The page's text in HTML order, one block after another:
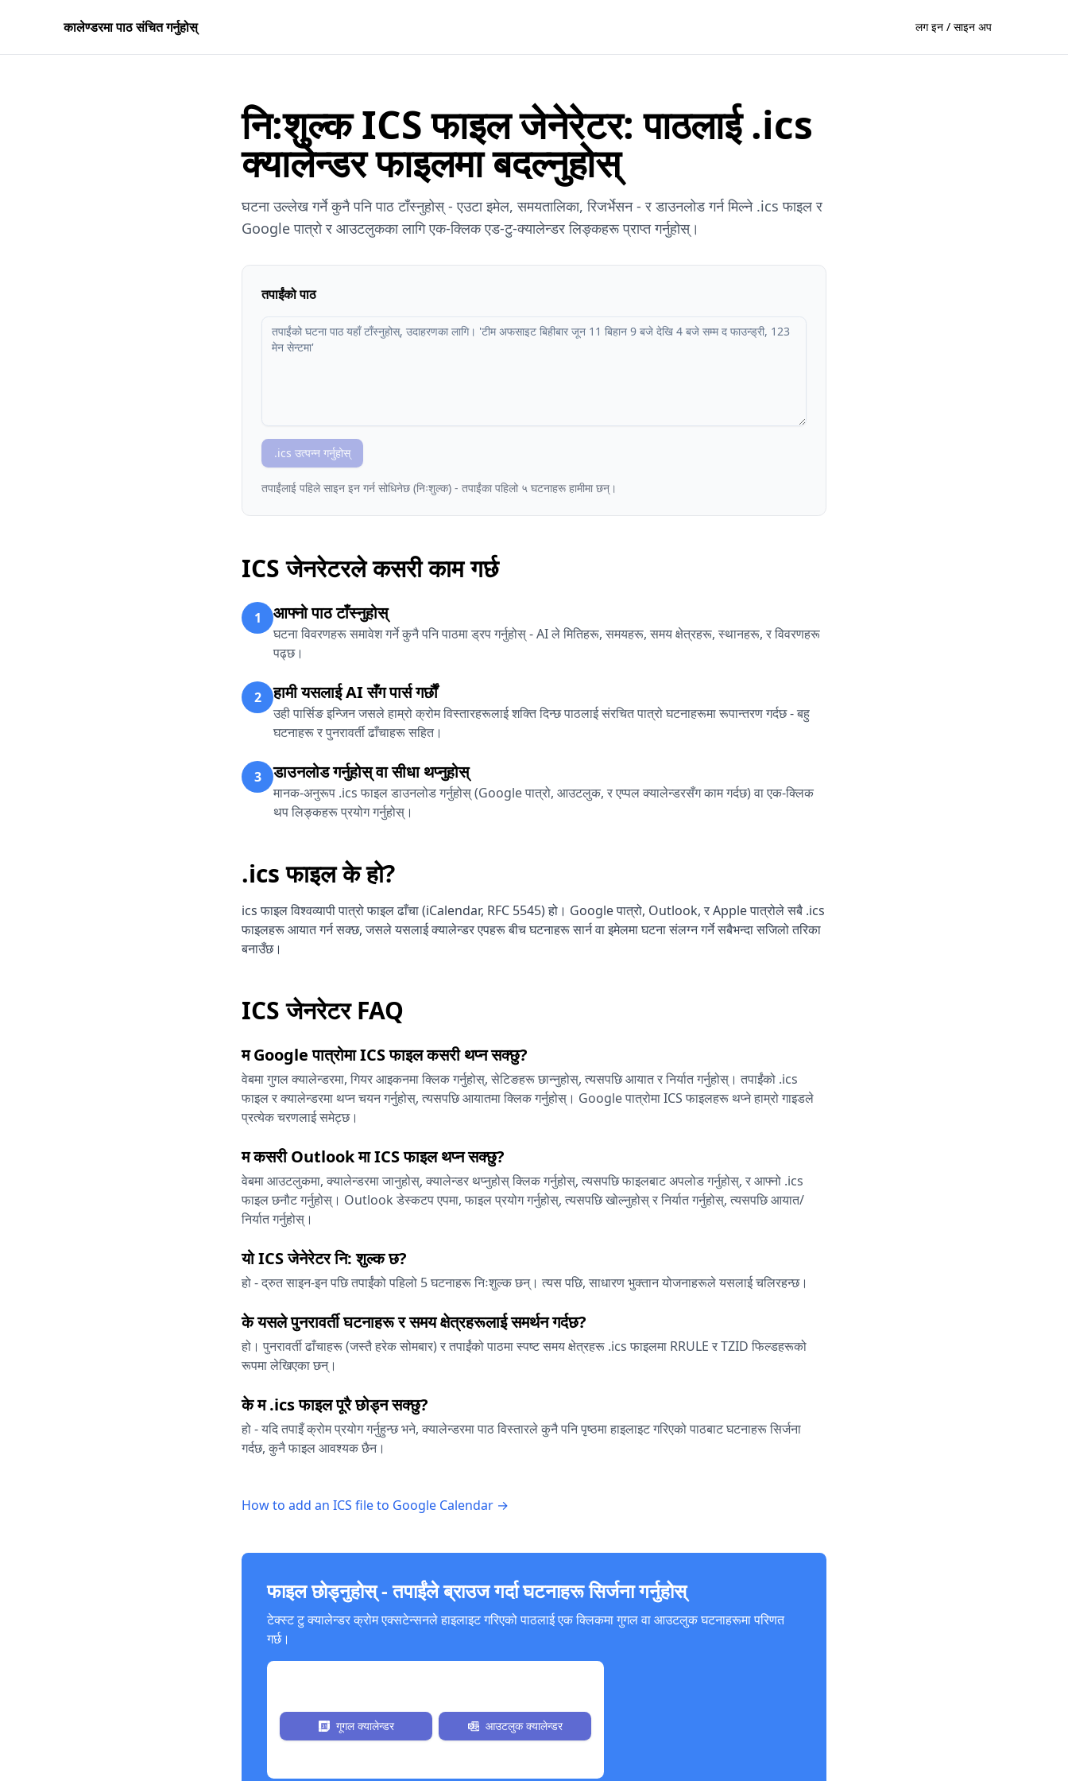
कालेण्डरमा पाठ संचित गर्नुहोस् लग इन / साइन अप
नि:शुल्क ICS फाइल जेनेरेटर: पाठलाई .ics
क्यालेन्डर फाइलमा बदल्नुहोस्
घटना उल्लेख गर्ने कुनै पनि पाठ टाँस्नुहोस् - एउटा इमेल, समयतालिका, रिजर्भेसन - र डाउनलोड गर्न मिल्ने .ics फाइल र
Google पात्रो र आउटलुकका लागि एक-क्लिक एड-टु-क्यालेन्डर लिङ्कहरू प्राप्त गर्नुहोस्।
तपाईंको पाठ
.ics उत्पन्न गर्नुहोस्
तपाईंलाई पहिले साइन इन गर्न सोधिनेछ (निःशुल्क) - तपाईंका पहिलो ५ घटनाहरू हामीमा छन्।
ICS जेनरेटरले कसरी काम गर्छ
1 आफ्नो पाठ टाँस्नुहोस्
घटना विवरणहरू समावेश गर्ने कुनै पनि पाठमा ड्रप गर्नुहोस् - AI ले मितिहरू, समयहरू, समय क्षेत्रहरू, स्थानहरू, र विवरणहरू
पढ्छ।
2 हामी यसलाई AI सँग पार्स गर्छौं
उही पार्सिङ इन्जिन जसले हाम्रो क्रोम विस्तारहरूलाई शक्ति दिन्छ पाठलाई संरचित पात्रो घटनाहरूमा रूपान्तरण गर्दछ - बहु
घटनाहरू र पुनरावर्ती ढाँचाहरू सहित।
3 डाउनलोड गर्नुहोस् वा सीधा थप्नुहोस्
मानक-अनुरूप .ics फाइल डाउनलोड गर्नुहोस् (Google पात्रो, आउटलुक, र एप्पल क्यालेन्डरसँग काम गर्दछ) वा एक-क्लिक
थप लिङ्कहरू प्रयोग गर्नुहोस्।
.ics फाइल के हो?
ics फाइल विश्वव्यापी पात्रो फाइल ढाँचा (iCalendar, RFC 5545) हो। Google पात्रो, Outlook, र Apple पात्रोले सबै .ics
फाइलहरू आयात गर्न सक्छ, जसले यसलाई क्यालेन्डर एपहरू बीच घटनाहरू सार्न वा इमेलमा घटना संलग्न गर्ने सबैभन्दा सजिलो तरिका
बनाउँछ।
ICS जेनरेटर FAQ
म Google पात्रोमा ICS फाइल कसरी थप्न सक्छु?
वेबमा गुगल क्यालेन्डरमा, गियर आइकनमा क्लिक गर्नुहोस्, सेटिङहरू छान्नुहोस्, त्यसपछि आयात र निर्यात गर्नुहोस्। तपाईंको .ics
फाइल र क्यालेन्डरमा थप्न चयन गर्नुहोस्, त्यसपछि आयातमा क्लिक गर्नुहोस्। Google पात्रोमा ICS फाइलहरू थप्ने हाम्रो गाइडले
प्रत्येक चरणलाई समेट्छ।
म कसरी Outlook मा ICS फाइल थप्न सक्छु?
वेबमा आउटलुकमा, क्यालेन्डरमा जानुहोस्, क्यालेन्डर थप्नुहोस् क्लिक गर्नुहोस्, त्यसपछि फाइलबाट अपलोड गर्नुहोस्, र आफ्नो .ics
फाइल छनौट गर्नुहोस्। Outlook डेस्कटप एपमा, फाइल प्रयोग गर्नुहोस्, त्यसपछि खोल्नुहोस् र निर्यात गर्नुहोस्, त्यसपछि आयात/
निर्यात गर्नुहोस्।
यो ICS जेनेरेटर नि: शुल्क छ?
हो - द्रुत साइन-इन पछि तपाईंको पहिलो 5 घटनाहरू निःशुल्क छन्। त्यस पछि, साधारण भुक्तान योजनाहरूले यसलाई चलिरहन्छ।
के यसले पुनरावर्ती घटनाहरू र समय क्षेत्रहरूलाई समर्थन गर्दछ?
हो। पुनरावर्ती ढाँचाहरू (जस्तै हरेक सोमबार) र तपाईंको पाठमा स्पष्ट समय क्षेत्रहरू .ics फाइलमा RRULE र TZID फिल्डहरूको
रूपमा लेखिएका छन्।
के म .ics फाइल पूरै छोड्न सक्छु?
हो - यदि तपाइँ क्रोम प्रयोग गर्नुहुन्छ भने, क्यालेन्डरमा पाठ विस्तारले कुनै पनि पृष्ठमा हाइलाइट गरिएको पाठबाट घटनाहरू सिर्जना
गर्दछ, कुनै फाइल आवश्यक छैन।
How to add an ICS file to Google Calendar →
फाइल छोड्नुहोस् - तपाईंले ब्राउज गर्दा घटनाहरू सिर्जना गर्नुहोस्
टेक्स्ट टु क्यालेन्डर क्रोम एक्सटेन्सनले हाइलाइट गरिएको पाठलाई एक क्लिकमा गुगल वा आउटलुक घटनाहरूमा परिणत
गर्छ।
गूगल क्यालेन्डर आउटलुक क्यालेन्डर